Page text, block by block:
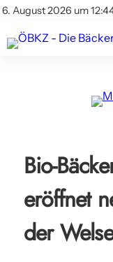
6. August 2026 um
Impressum &
Am Wort
Genuss &
Bio-
eröffnet
der